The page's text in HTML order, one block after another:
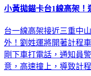
小黃拋錨卡台1線高架
台一線高架接近三重中
外！劉姓運將開著計程
剛下車打電話，通知員
意，高速撞上，導致計